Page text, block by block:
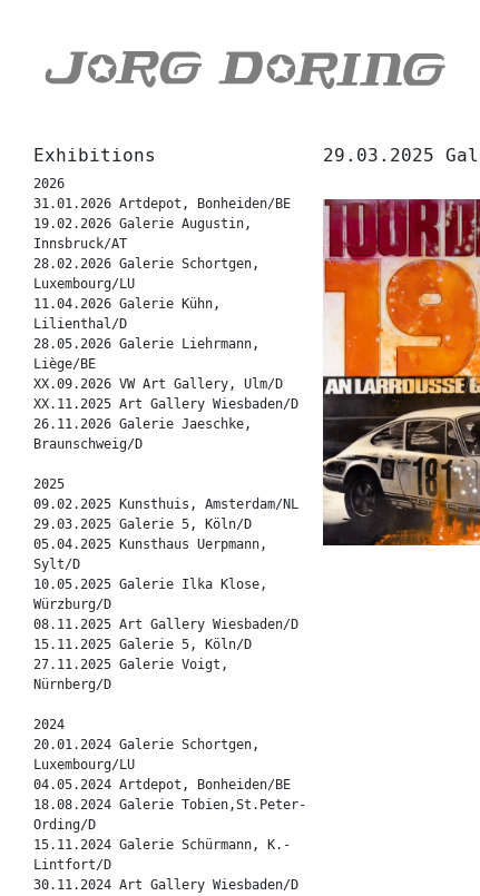
Exhibitions
2026
31.01.2026 Artdepot, Bonheiden/BE
19.02.2026 Galerie Augustin,
Innsbruck/AT
28.02.2026 Galerie Schortgen,
Luxembourg/LU
11.04.2026 Galerie Kühn,
Lilienthal/D
28.05.2026 Galerie Liehrmann,
Liège/BE
XX.09.2026 VW Art Gallery, Ulm/D
XX.11.2025 Art Gallery Wiesbaden/D
26.11.2026 Galerie Jaeschke,
Braunschweig/D
2025
09.02.2025 Kunsthuis, Amsterdam/NL
29.03.2025 Galerie 5, Köln/D
05.04.2025 Kunsthaus Uerpmann,
Sylt/D
10.05.2025 Galerie Ilka Klose,
Würzburg/D
08.11.2025 Art Gallery Wiesbaden/D
15.11.2025 Galerie 5, Köln/D
27.11.2025 Galerie Voigt,
Nürnberg/D
2024
20.01.2024 Galerie Schortgen,
Luxembourg/LU
04.05.2024 Artdepot, Bonheiden/BE
18.08.2024 Galerie Tobien,St.Peter-
Ording/D
15.11.2024 Galerie Schürmann, K.-
Lintfort/D
30.11.2024 Art Gallery Wiesbaden/D
29.03.2025